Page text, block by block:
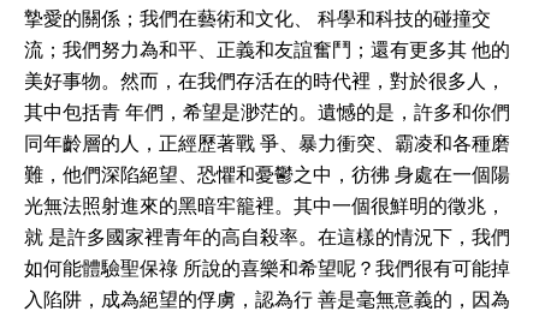
摯愛的關係；我們在藝術和文化、 科學和科技的碰撞交
流；我們努力為和平、正義和友誼奮鬥；還有更多其 他的
美好事物。然而，在我們存活在的時代裡，對於很多人，
其中包括青 年們，希望是渺茫的。遺憾的是，許多和你們
同年齡層的人，正經歷著戰 爭、暴力衝突、霸凌和各種磨
難，他們深陷絕望、恐懼和憂鬱之中，彷彿 身處在一個陽
光無法照射進來的黑暗牢籠裡。其中一個很鮮明的徵兆，
就 是許多國家裡青年的高自殺率。在這樣的情況下，我們
如何能體驗聖保祿 所說的喜樂和希望呢？我們很有可能掉
入陷阱，成為絕望的俘虜，認為行 善是毫無意義的，因為